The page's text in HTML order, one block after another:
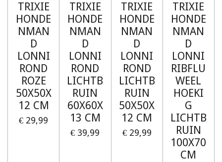
TRIXIE
HONDE
NMAN
D
LONNI
ROND
ROZE
50X50X
12 CM
€ 29,99
TRIXIE
HONDE
NMAN
D
LONNI
ROND
LICHTB
RUIN
60X60X
13 CM
€ 39,99
TRIXIE
HONDE
NMAN
D
LONNI
ROND
LICHTB
RUIN
50X50X
12 CM
€ 29,99
TRIXIE
HONDE
NMAN
D
LONNI
RIBFLU
WEEL
HOEKI
G
LICHTB
RUIN
100X70
CM